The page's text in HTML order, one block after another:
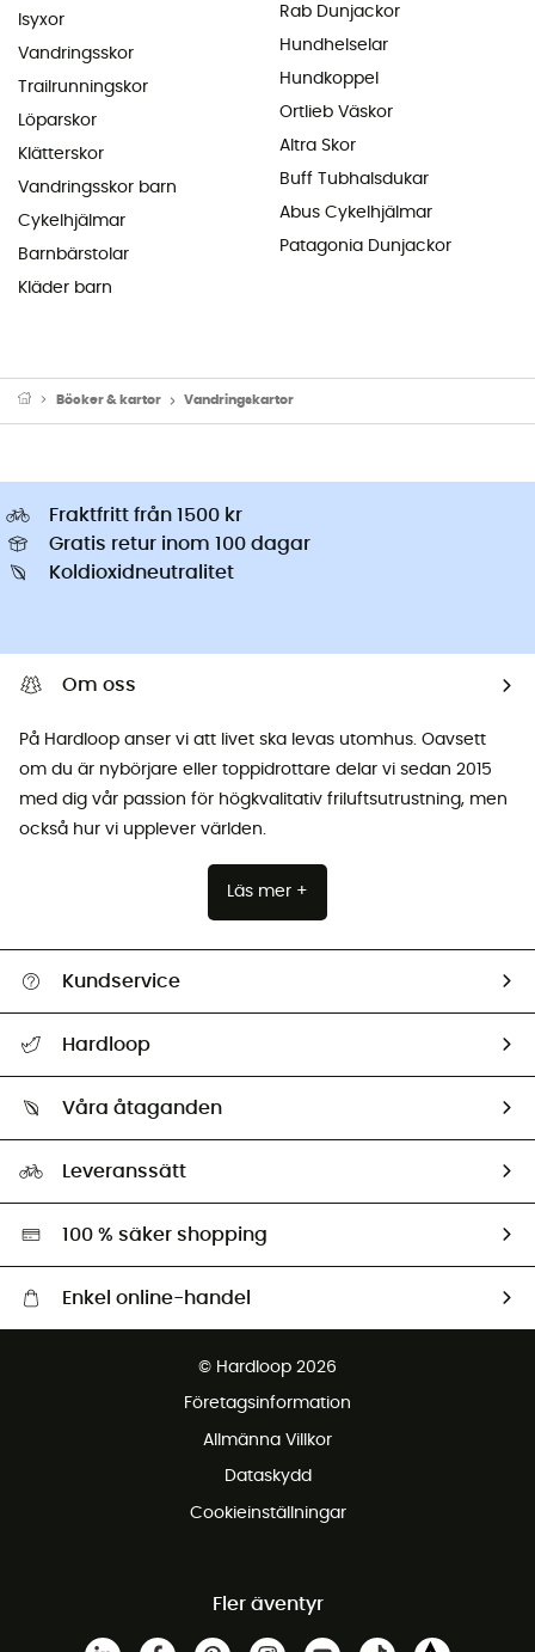
Isyxor
Vandringsskor
Trailrunningskor
Löparskor
Klätterskor
Vandringsskor barn
Cykelhjälmar
Barnbärstolar
Kläder barn
Rab Dunjackor
Hundhelselar
Hundkoppel
Ortlieb Väskor
Altra Skor
Buff Tubhalsdukar
Abus Cykelhjälmar
Patagonia Dunjackor
Böcker & kartor Vandringskartor
Fraktfritt från 1500 kr
Gratis retur inom 100 dagar
Koldioxidneutralitet
Om oss
På Hardloop anser vi att livet ska levas utomhus. Oavsett
om du är nybörjare eller toppidrottare delar vi sedan 2015
med dig vår passion för högkvalitativ friluftsutrustning, men
också hur vi upplever världen.
Läs mer +
Kundservice
Retur & återbetalning
Hardloop
Ambassadörer
Våra åtaganden
Miljöanpassat urval
Leveranssätt
100 % säker shopping
Enkel online-handel
Gratis retur inom 100 dagar
© Hardloop 2026
Företagsinformation
Allmänna Villkor
Dataskydd
Cookieinställningar
Fler äventyr